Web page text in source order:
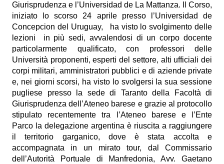
Giurisprudenza e l’Universidad de La Mattanza.
Il Corso,
iniziato lo scorso 24 aprile presso l’Universidad de
Concepcion del Uruguay, ha visto lo svolgimento delle
lezioni in più sedi, avvalendosi di un corpo docente
particolarmente qualificato, con professori delle
Università proponenti, esperti del settore, alti ufficiali dei
corpi militari, amministratori pubblici e di aziende private
e, nei giorni scorsi, ha visto lo svolgersi la sua sessione
pugliese presso la sede di Taranto della Facoltà di
Giurisprudenza dell’Ateneo barese e grazie al protocollo
stipulato recentemente tra l’Ateneo barese e l’Ente
Parco la delegazione argentina è riuscita a raggiungere
il territorio garganico, dove è stata accolta e
accompagnata in un mirato tour, dal Commissario
dell’Autorità Portuale di Manfredonia, Avv. Gaetano